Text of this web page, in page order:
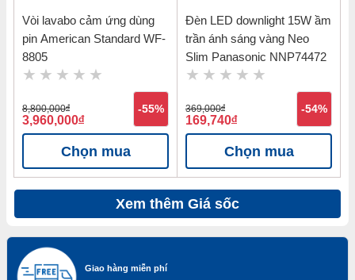
Vòi lavabo cảm ứng dùng
pin American Standard WF-
8805
8,800,000đ
3,960,000đ
-55%
Chọn mua
Đèn LED downlight 15W ầm
trần ánh sáng vàng Neo
Slim Panasonic NNP74472
369,000đ
169,740đ
-54%
Chọn mua
Xem thêm Giá sốc
Giao hàng miễn phí